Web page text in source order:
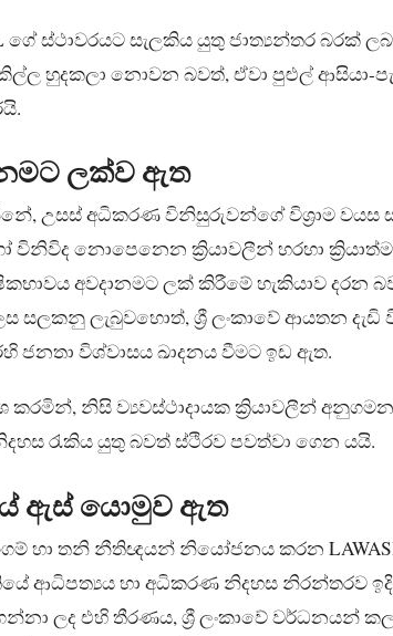
ස්ථාවරයට සැලකිය යුතු ජාත්‍යන්තර බරක් ලබා
හුදකලා නොවන බවත්, ඒවා පුළුල් ආසියා-
ලක්ව ඇත
උසස් අධිකරණ විනිසුරුවන්ගේ විශ්‍රාම වයස
නොපෙනෙන ක්‍රියාවලීන් හරහා
අවදානමට ලක් කිරීමේ හැකියාව දරන
සලකනු ලැබුවහොත්, ශ්‍රී ලංකාවේ ආයතන
විශ්වාසය ඛාදනය වීමට ඉඩ ඇත.
කරමින්, නිසි ව්‍යවස්ථාදායක ක්‍රියාවලීන්
රැකිය යුතු බවත් ස්ථිරව පවත්වා ගෙන යයි.
ඇස් යොමුව ඇත
හා තනි නීතිඥයන් නියෝජනය කරන
ආධිපත්‍යය හා අධිකරණ නිදහස නිරන්තරව
ලද එහි තීරණය, ශ්‍රී ලංකාවේ වර්ධනයන්